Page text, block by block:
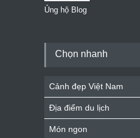
Ủng hộ Blog
Chọn nhanh
Cảnh đẹp Việt Nam
Địa điểm du lịch
Món ngon